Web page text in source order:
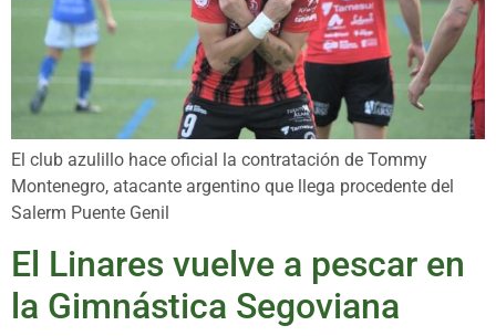
El club azulillo hace oficial la contratación de Tommy
Montenegro, atacante argentino que llega procedente del
Salerm Puente Genil
El Linares vuelve a pescar en
la Gimnástica Segoviana